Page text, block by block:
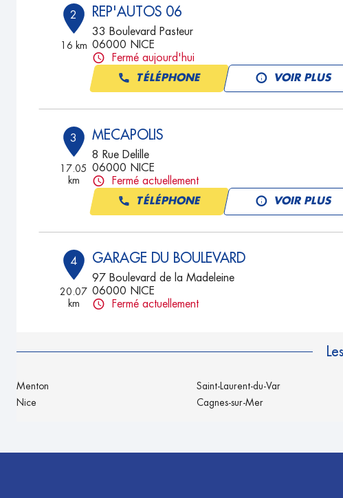
2
16 km
REP'AUTOS 06
33 Boulevard Pasteur
06000 NICE
Fermé aujourd'hui
TÉLÉPHONE VOIR PLUS
3
17.05
km
MECAPOLIS
8 Rue Delille
06000 NICE
Fermé actuellement
TÉLÉPHONE VOIR PLUS
4
20.07
km
GARAGE DU BOULEVARD
97 Boulevard de la Madeleine
06000 NICE
Fermé actuellement
88 Route de Canta Galet
Menton
Nice
Saint-Laurent-du-Var
Cagnes-sur-Mer